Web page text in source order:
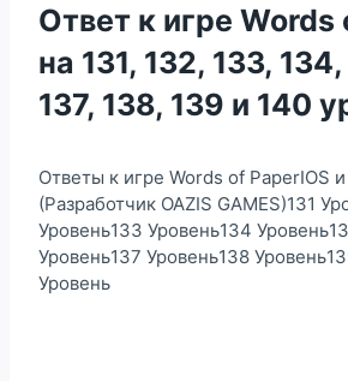
Ответ к игре Words
на 131, 132, 133,
137, 138, 139 и 140
Ответы к игре Words of PaperIOS
(Разработчик OAZIS GAMES)131
Уровень133 Уровень134
Уровень137 Уровень138
Уровень